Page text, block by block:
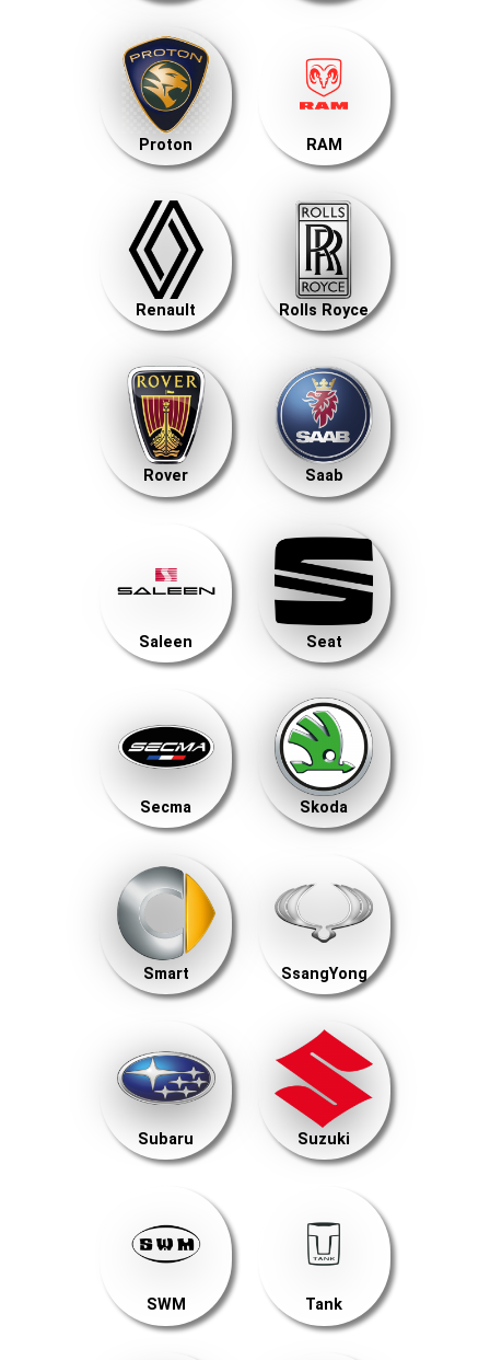
Proton RAM
Renault Rolls Royce
Rover Saab
Saleen Seat
Secma Skoda
Smart SsangYong
Subaru Suzuki
SWM Tank